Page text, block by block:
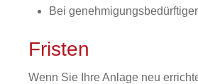
Bei
Fristen
Wenn Sie Ihre Anlage neu